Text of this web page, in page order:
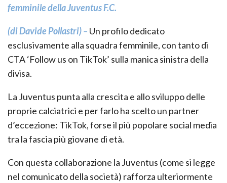
femminile della Juventus F.C.
(di Davide Pollastri)– Un profilo dedicato
esclusivamente alla squadra femminile, con tanto di
CTA ‘Follow us on TikTok’ sulla manica sinistra della
divisa.
La Juventus punta alla crescita e allo sviluppo delle
proprie calciatrici e per farlo ha scelto un partner
d’eccezione: TikTok, forse il più popolare social media
tra la fascia più giovane di età.
Con questa collaborazione la Juventus (come si legge
nel comunicato della società) rafforza ulteriormente